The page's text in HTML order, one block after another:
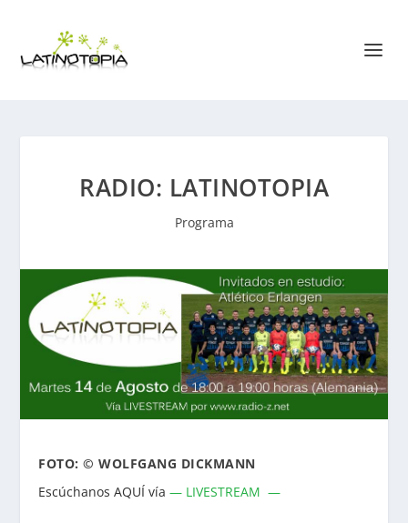
RADIO: LATINOTOPIA
Programa
FOTO:© WOLFGANG DICKMANN
Escúchanos AQUÍ vía— LIVESTREAM —